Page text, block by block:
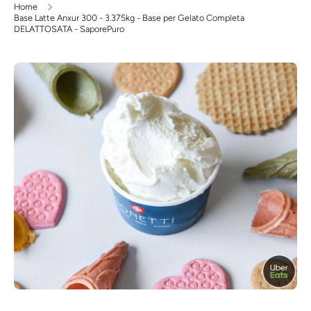
Home
Base Latte Anxur 300 - 3.375kg - Base per Gelato Completa
DELATTOSATA - SaporePuro
Passa alle informazioni sul prodotto